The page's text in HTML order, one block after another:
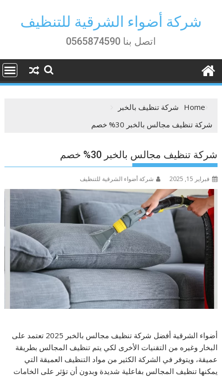
contentشركة أضواء الشرقية للتنظيف
اتصل بنا 0565874590
Home شركة تنظيف بالخبر
شركة تنظيف مجالس بالخبر 30% خصم
شركة تنظيف مجالس بالخبر 30% خصم
فبراير 15, 2025 شركة أضواء الشرقية للتنظيف
أضواء الشرقية أفضل شركة تنظيف مجالس بالخبر 2025 تعتمد على
البخار وغيره من التقنيات الأخرى لكي يتم تنظيف المجالس بطريقة
عميقة، ويتوفر في الشركة الكثير من مواد التنظيف العميقة التي
يمكنها تنظيف المجالس بفاعلية شديدة وبدون أن تؤثر على الخامات